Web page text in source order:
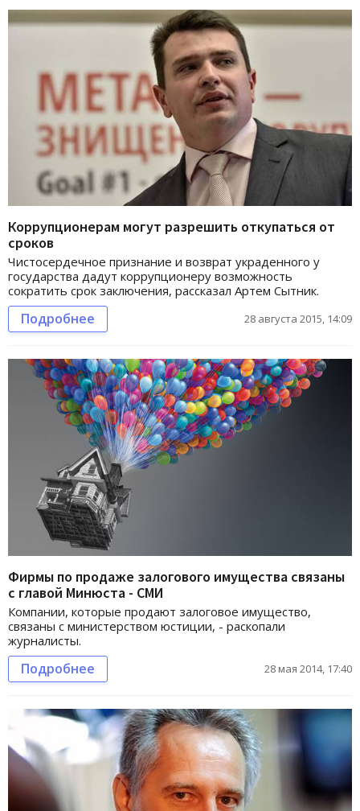
Коррупционерам могут разрешить откупаться от
сроков
Чистосердечное признание и возврат украденного у
государства дадут коррупционеру возможность
сократить срок заключения, рассказал Артем Сытник.
Подробнее 28 августа 2015, 14:09
Фирмы по продаже залогового имущества связаны
с главой Минюста - СМИ
Компании, которые продают залоговое имущество,
связаны с министерством юстиции, - раскопали
журналисты.
Подробнее 28 мая 2014, 17:40